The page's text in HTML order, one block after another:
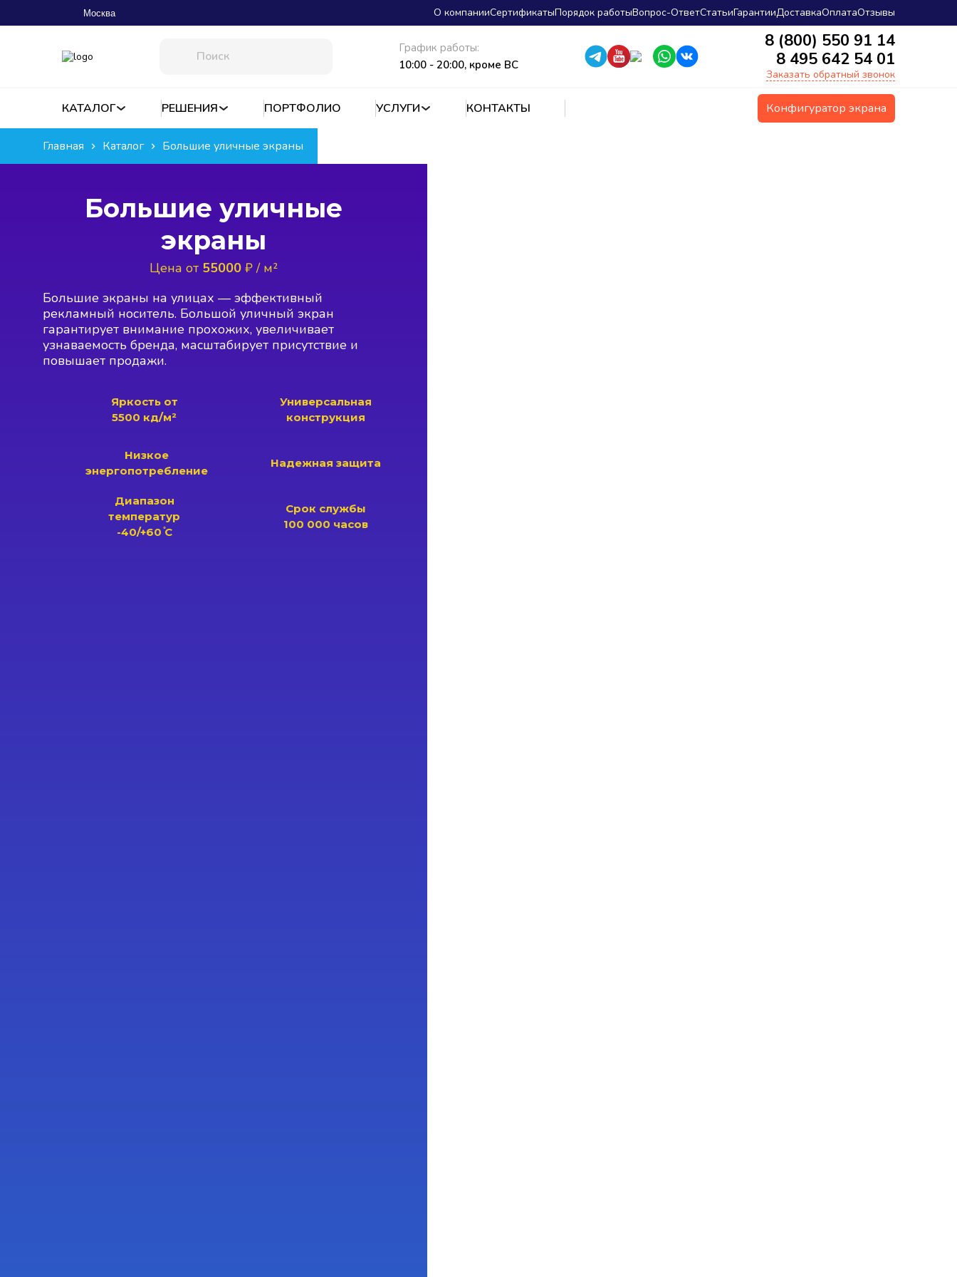
Москва О компанииСертификатыПорядок работыВопрос-ОтветСтатьиГарантииДоставкаОплатаОтзывы
График работы:
10:00 - 20:00, кроме ВС
8 (800) 550 91 14
8 495 642 54 01
Заказать обратный звонок
КАТАЛОГ РЕШЕНИЯ ПОРТФОЛИО УСЛУГИ КОНТАКТЫ Конфигуратор экрана
Главная Каталог Большие уличные экраны
Большие уличные
экраны
Цена от 55000 ₽ / м²
Большие экраны на улицах — эффективный
рекламный носитель. Большой уличный экран
гарантирует внимание прохожих, увеличивает
узнаваемость бренда, масштабирует присутствие и
повышает продажи.
Яркость от
5500 кд/м²
Универсальная
конструкция
Низкое
энергопотребление
Надежная защита
Диапазон
температур
-40/+60 ֯С
Срок службы
100 000 часов